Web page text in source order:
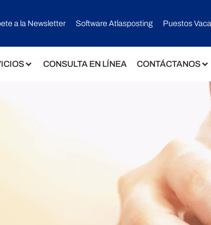
a la Newsletter Software Atlasposting Puestos
CONSULTA EN LÍNEA CONTÁCTANOS